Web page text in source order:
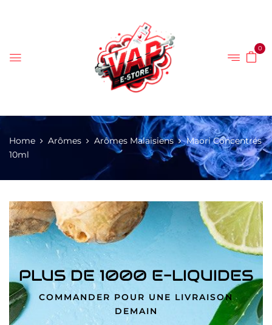
0
Home Arômes Arômes Malaisiens
Maori Concentrés
10ml
PLUS DE 1000 E-LIQUIDES
COMMANDER POUR UNE LIVRAISON
DEMAIN